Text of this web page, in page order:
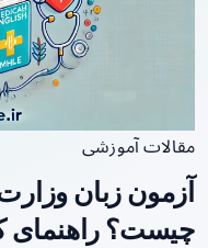
مقالات آموزشی
چیست؟ راهنمای